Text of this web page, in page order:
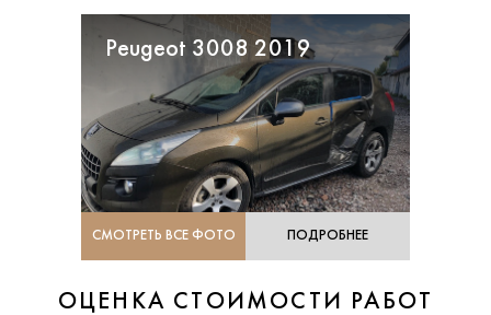
Peugeot 3008 2019
СМОТРЕТЬ ВСЕ ФОТО ПОДРОБНЕЕ
ОЦЕНКА СТОИМОСТИ РАБОТ